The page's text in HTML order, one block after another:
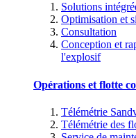
Solutions
Optimisation et
Consultation
Conception et
l'explosif
Opérations et flotte
Télémétrie
Télémétrie des